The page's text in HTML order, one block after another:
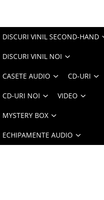
DISCURI VINIL SECOND-HAND
DISCURI VINIL NOI
CASETE AUDIO CD-URI
CD-URI NOI VIDEO
MYSTERY BOX
ECHIPAMENTE AUDIO